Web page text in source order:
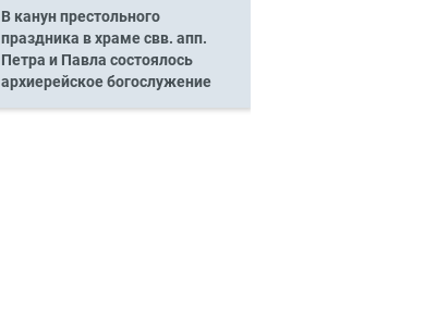
В канун престольного
праздника в храме свв. апп.
Петра и Павла состоялось
архиерейское богослужение